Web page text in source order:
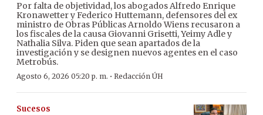
Por falta de objetividad, los abogados Alfredo Enrique
Kronawetter y Federico Huttemann, defensores del ex
ministro de Obras Públicas Arnoldo Wiens recusaron a
los fiscales de la causa Giovanni Grisetti, Yeimy Adle y
Nathalia Silva. Piden que sean apartados de la
investigación y se designen nuevos agentes en el caso
Metrobús.
Agosto 6, 2026 05:20 p. m. · Redacción ÚH
Sucesos